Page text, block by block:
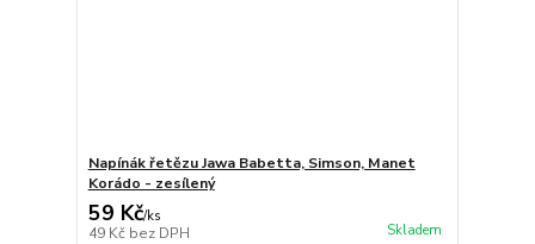
Napínák řetězu Jawa Babetta, Simson, Manet
Korádo - zesílený
59 Kč/ks
49 Kč bez DPH Skladem